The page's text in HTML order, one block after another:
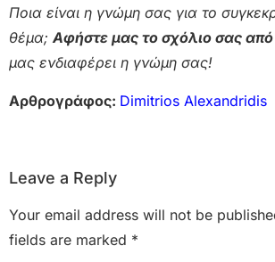
Ποια είναι η γνώμη σας για το
θέμα;Αφήστε μας το σχόλιο σας
μας ενδιαφέρει η γνώμη σας!
Αρθρογράφος: Dimitrios Alexandridis
Leave a Reply
Your email address will not be
fields are marked *